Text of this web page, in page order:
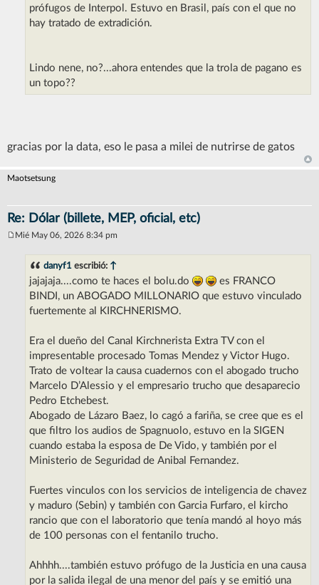
prófugos de Interpol. Estuvo en Brasil, país con el que no
hay tratado de extradición.
Lindo nene, no?...ahora entendes que la trola de pagano es
un topo??
gracias por la data, eso le pasa a milei de nutrirse de gatos
Maotsetsung
Re: Dólar (billete, MEP, oficial, etc)
Mié May 06, 2026 8:34 pm
danyf1 escribió: ↑
jajajaja....como te haces el bolu.do
es FRANCO
BINDI, un ABOGADO MILLONARIO que estuvo vinculado
fuertemente al KIRCHNERISMO.
Era el dueño del Canal Kirchnerista Extra TV con el
impresentable procesado Tomas Mendez y Victor Hugo.
Trato de voltear la causa cuadernos con el abogado trucho
Marcelo D’Alessio y el empresario trucho que desaparecio
Pedro Etchebest.
Abogado de Lázaro Baez, lo cagó a fariña, se cree que es el
que filtro los audios de Spagnuolo, estuvo en la SIGEN
cuando estaba la esposa de De Vido, y también por el
Ministerio de Seguridad de Anibal Fernandez.
Fuertes vinculos con los servicios de inteligencia de chavez
y maduro (Sebin) y también con Garcia Furfaro, el kircho
rancio que con el laboratorio que tenía mandó al hoyo más
de 100 personas con el fentanilo trucho.
Ahhhh....también estuvo prófugo de la Justicia en una causa
por la salida ilegal de una menor del país y se emitió una